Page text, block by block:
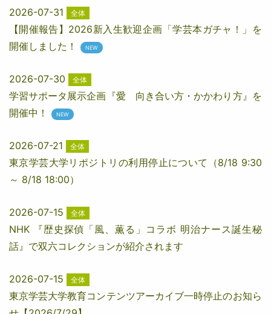
2026-07-31 全体
【開催報告】2026新入生歓迎企画「学芸本ガチャ！」を
開催しました！
2026-07-30 全体
学習サポータ展示企画『愛 向き合い方・かかわり方』を
開催中！
2026-07-21 全体
東京学芸大学リポジトリの利用停止について（8/18 9:30
～ 8/18 18:00）
2026-07-15 全体
NHK 『歴史探偵「風、薫る」コラボ 明治ナース誕生秘
話』で双六コレクションが紹介されます
2026-07-15 全体
東京学芸大学教育コンテンツアーカイブ一時停止のお知ら